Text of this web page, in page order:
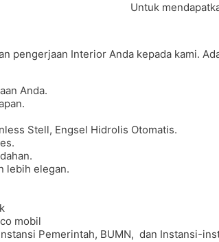
Untuk
pengerjaan Interior Anda kepada kami.
Anda.
Stell, Engsel Hidrolis Otomatis.
lebih elegan.
mobil
Pemerintah, BUMN, dan Instansi-